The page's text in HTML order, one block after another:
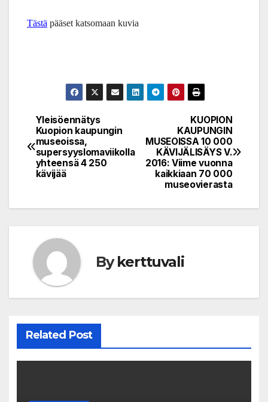
Tästä pääset katsomaan kuvia
Post
navigation
KUOPION
KAUPUNGIN
MUSEOISSA 10 000
KÄVIJÄLISÄYS V.
2016: Viime vuonna
kaikkiaan 70 000
museovierasta
Yleisöennätys
Kuopion kaupungin
museoissa,
supersyyslomaviikolla
yhteensä 4 250
kävijää
Bykerttuvali
Related Post